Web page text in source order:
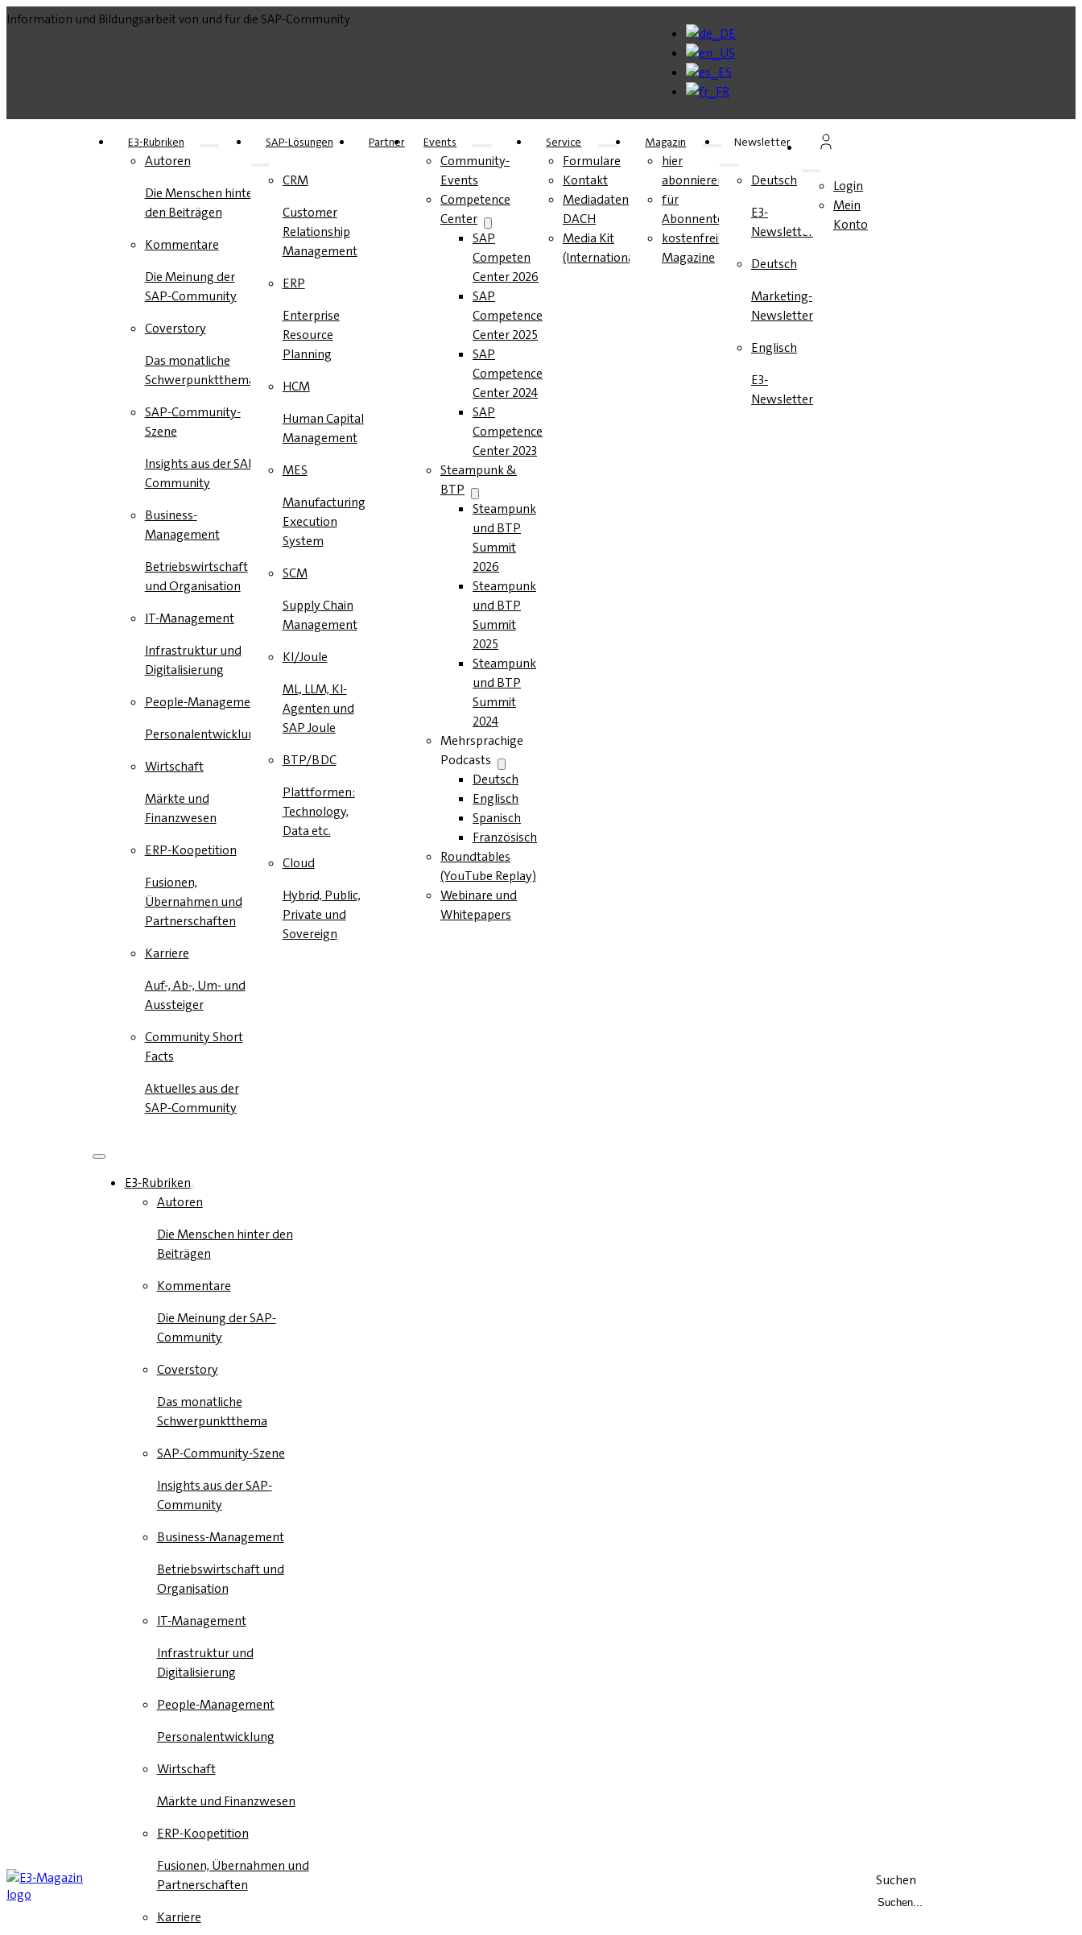
Information und Bildungsarbeit von und für die SAP-Community
E3-Rubriken
Autoren
Die Menschen hinter
den Beiträgen
Kommentare
Die Meinung der
SAP-Community
Coverstory
Das monatliche
Schwerpunktthema
SAP-Community-
Szene
Insights aus der SAP-
Community
Business-
Management
Betriebswirtschaft
und Organisation
IT-Management
Infrastruktur und
Digitalisierung
People-Management
Personalentwicklung
Wirtschaft
Märkte und
Finanzwesen
ERP-Koopetition
Fusionen,
Übernahmen und
Partnerschaften
Karriere
Auf-, Ab-, Um- und
Aussteiger
Community Short
Facts
Aktuelles aus der
SAP-Community
SAP-Lösungen
CRM
Customer
Relationship
Management
ERP
Enterprise
Resource
Planning
HCM
Human Capital
Management
MES
Manufacturing
Execution
System
SCM
Supply Chain
Management
KI/Joule
ML, LLM, KI-
Agenten und
SAP Joule
BTP/BDC
Plattformen:
Technology,
Data etc.
Cloud
Hybrid, Public,
Private und
Sovereign
Partner Events
Community-
Events
Competence
Center
SAP
Competence
Center 2026
SAP
Competence
Center 2025
SAP
Competence
Center 2024
SAP
Competence
Center 2023
Steampunk &
BTP
Steampunk
und BTP
Summit
2026
Steampunk
und BTP
Summit
2025
Steampunk
und BTP
Summit
2024
Mehrsprachige
Podcasts
Deutsch
Englisch
Spanisch
Französisch
Roundtables
(YouTube Replay)
Webinare und
Whitepapers
Service
Formulare
Kontakt
Mediadaten
DACH
Media Kit
(International)
Magazin
hier
abonnieren
für
Abonnenten
kostenfreie
Magazine
Newsletter
Deutsch
E3-
Newsletter
Deutsch
Marketing-
Newsletter
Englisch
E3-
Newsletter
Login
Mein
Konto
E3-Rubriken
Autoren
Die Menschen hinter den
Beiträgen
Kommentare
Die Meinung der SAP-
Community
Coverstory
Das monatliche
Schwerpunktthema
SAP-Community-Szene
Insights aus der SAP-
Community
Business-Management
Betriebswirtschaft und
Organisation
IT-Management
Infrastruktur und
Digitalisierung
People-Management
Personalentwicklung
Wirtschaft
Märkte und Finanzwesen
ERP-Koopetition
Fusionen, Übernahmen und
Partnerschaften
Karriere
Suchen